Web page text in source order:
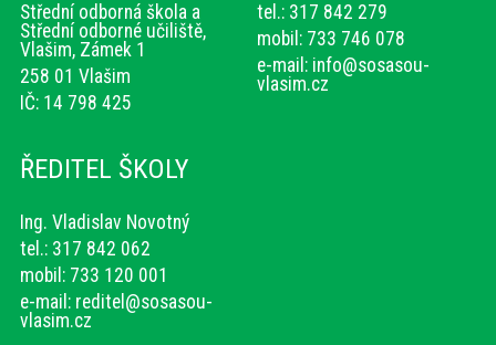
Střední odborná škola a
Střední odborné učiliště,
Vlašim, Zámek 1
258 01 Vlašim
IČ: 14 798 425
tel.: 317 842 279
mobil: 733 746 078
e-mail: info@sosasou-
vlasim.cz
ŘEDITEL ŠKOLY
Ing. Vladislav Novotný
tel.: 317 842 062
mobil: 733 120 001
e-mail: reditel@sosasou-
vlasim.cz